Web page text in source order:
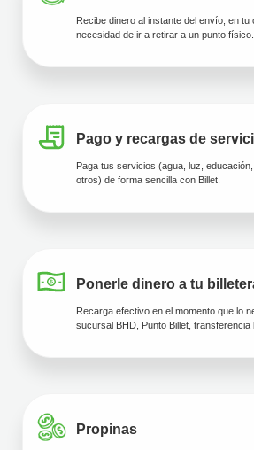
Recibe dinero al instante del envío, en tu
necesidad de ir a retirar a un punto físico.
Pago y recargas de
Paga tus servicios (agua, luz,
otros) de forma sencilla con Billet.
Ponerle dinero a tu
Recarga efectivo en el momento que lo
sucursal BHD, Punto Billet, transferencia
Propinas